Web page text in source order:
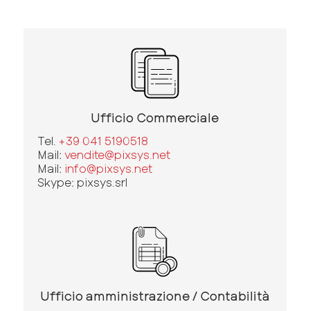
Ufficio Commerciale
Tel. +39 041 5190518
Mail: vendite@pixsys.net
Mail: info@pixsys.net
Skype: pixsys.srl
Ufficio amministrazione / Contabilità